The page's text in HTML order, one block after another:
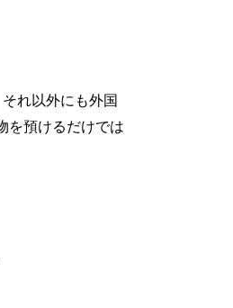
れ以外にも外国
を預けるだけでは